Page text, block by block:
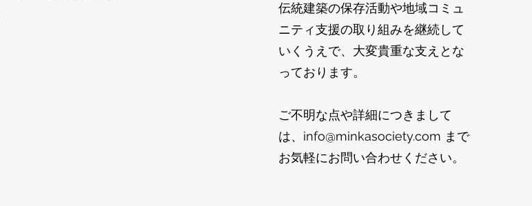
伝統建築の保存活動や地域コミュ
ニティ支援の取り組みを継続して
いくうえで、大変貴重な支えとな
っております。
ご不明な点や詳細につきまして
は、 info@minkasociety.com まで
お気軽にお問い合わせください。